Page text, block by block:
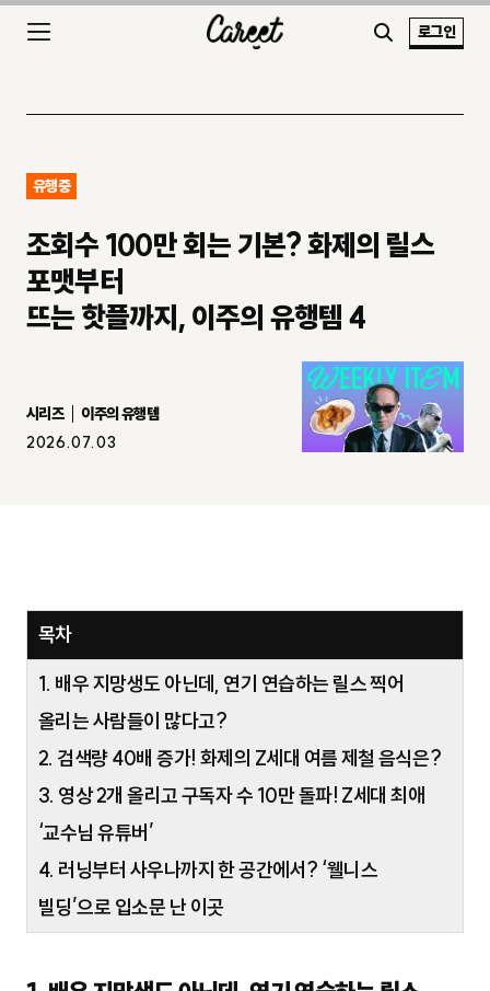
로그인
유행중
조회수 100만 회는 기본? 화제의 릴스
포맷부터
뜨는 핫플까지, 이주의 유행템 4
시리즈
이주의 유행템
2026.07.03
목차
1. 배우 지망생도 아닌데, 연기 연습하는 릴스 찍어
올리는 사람들이 많다고?
2. 검색량 40배 증가! 화제의 Z세대 여름 제철 음식은?
3. 영상 2개 올리고 구독자 수 10만 돌파! Z세대 최애
‘교수님 유튜버’
4. 러닝부터 사우나까지 한 공간에서? ‘웰니스
빌딩’으로 입소문 난 이곳